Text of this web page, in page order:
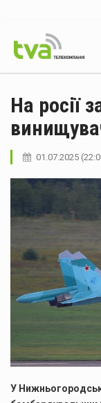
На росії
01.07.2025
У